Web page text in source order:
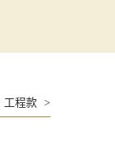
工程款 >